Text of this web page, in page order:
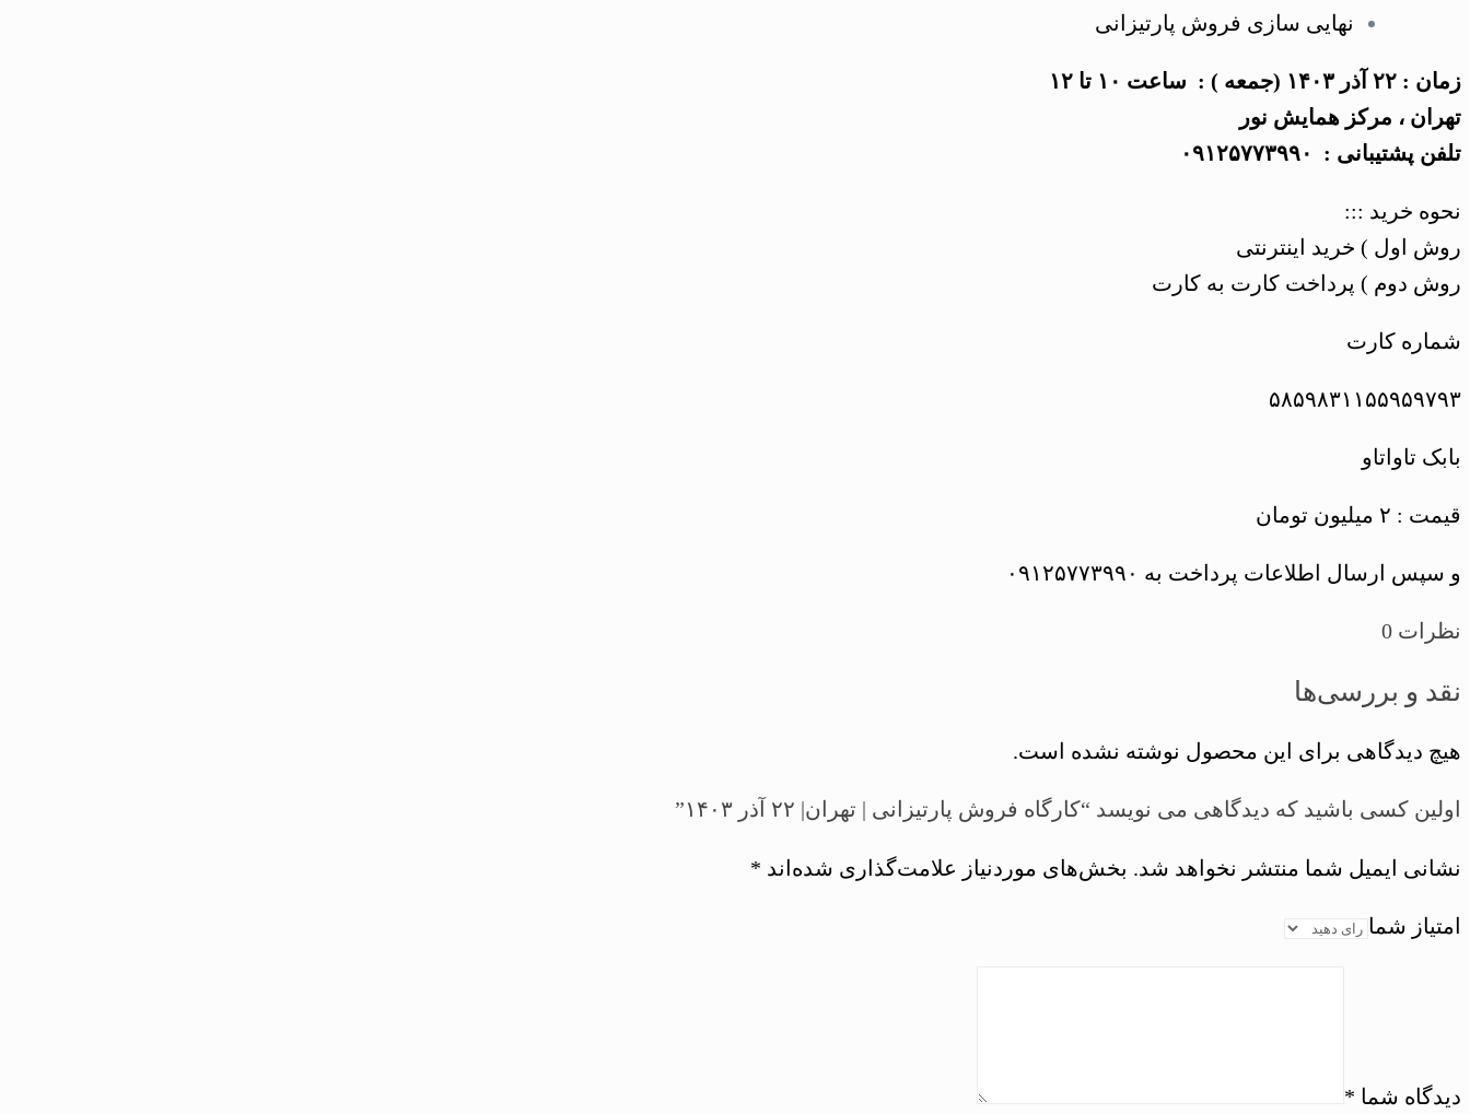
نهایی سازی فروش پارتیزانی
زمان : ۲۲ آذر ۱۴۰۳ (جمعه ) : ساعت ۱۰ تا ۱۲
تهران ، مرکز همایش نور
تلفن پشتیبانی : ۰۹۱۲۵۷۷۳۹۹۰
نحوه خرید :::
روش اول ) خرید اینترنتی
روش دوم ) پرداخت کارت به کارت
شماره کارت
۵۸۵۹۸۳۱۱۵۵۹۵۹۷۹۳
بابک تاواتاو
قیمت : ۲ میلیون تومان
و سپس ارسال اطلاعات پرداخت به ۰۹۱۲۵۷۷۳۹۹۰
نظرات 0
نقد و بررسی‌ها
هیچ دیدگاهی برای این محصول نوشته نشده است.
اولین کسی باشید که دیدگاهی می نویسد “کارگاه فروش پارتیزانی | تهران| ۲۲ آذر ۱۴۰۳”
نشانی ایمیل شما منتشر نخواهد شد. بخش‌های موردنیاز علامت‌گذاری شده‌اند *
امتیاز شما
دیدگاه شما *